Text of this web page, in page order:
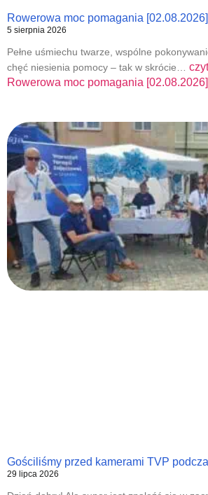
Rowerowa moc pomagania [02.08.2026]
5 sierpnia 2026
Pełne uśmiechu twarze, wspólne
chęć niesienia pomocy – tak w skrócie…
Rowerowa moc pomagania [02.08.2026]
Gościliśmy przed kamerami TVP
29 lipca 2026